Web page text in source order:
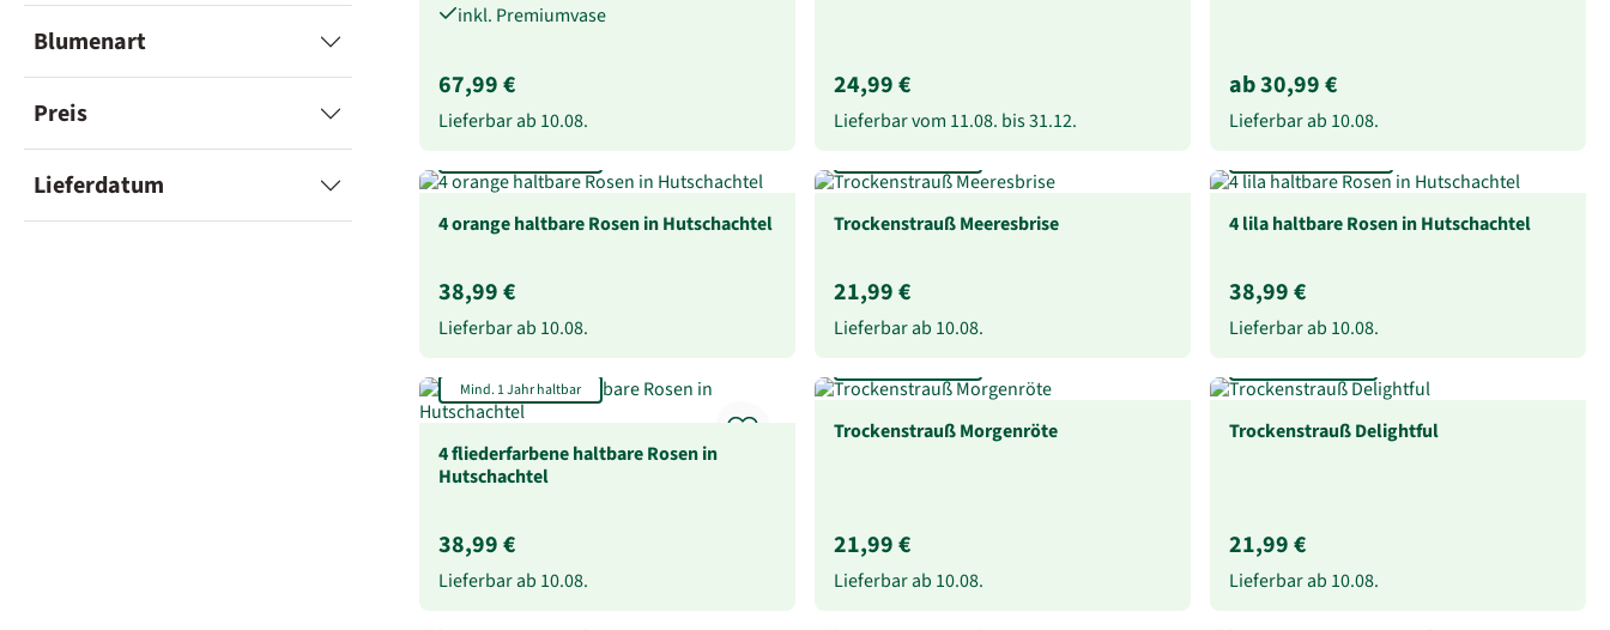
Blumenart
Preis
Lieferdatum
inkl. Premiumvase
67,99 €
Lieferbar ab 10.08.
24,99 €
Lieferbar vom 11.08. bis31.12.
ab 30,99 €
Lieferbar ab 10.08.
4 orange haltbare Rosen in Hutschachtel
38,99 €
Lieferbar ab 10.08.
Trockenstrauß Meeresbrise
21,99 €
Lieferbar ab 10.08.
4 lila haltbare Rosen in Hutschachtel
38,99 €
Lieferbar ab 10.08.
Mind. 1 Jahr haltbar
4 fliederfarbene haltbare Rosen in
Hutschachtel
38,99 €
Lieferbar ab 10.08.
Trockenstrauß Morgenröte
21,99 €
Lieferbar ab 10.08.
Trockenstrauß Delightful
21,99 €
Lieferbar ab 10.08.